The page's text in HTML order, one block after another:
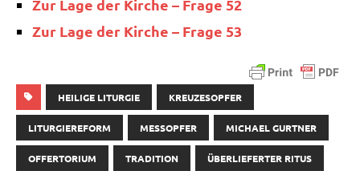
Zur Lage der Kir­che – Fra­ge 52
Zur Lage der Kir­che – Fra­ge 53
HEILIGE LITURGIE KREUZESOPFER
LITURGIEREFORM MESSOPFER MICHAEL GURTNER
OFFERTORIUM TRADITION ÜBERLIEFERTER RITUS